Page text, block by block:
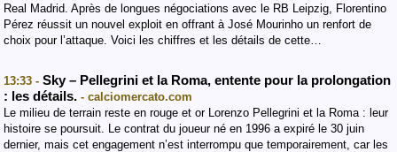
Real Madrid. Après de longues négociations avec le RB Leipzig, Florentino
Pérez réussit un nouvel exploit en offrant à José Mourinho un renfort de
choix pour l’attaque. Voici les chiffres et les détails de cette…
13:33 - Sky – Pellegrini et la Roma, entente pour la prolongation
: les détails. - calciomercato.com
Le milieu de terrain reste en rouge et or Lorenzo Pellegrini et la Roma : leur
histoire se poursuit. Le contrat du joueur né en 1996 a expiré le 30 juin
dernier, mais cet engagement n’est interrompu que temporairement, car les